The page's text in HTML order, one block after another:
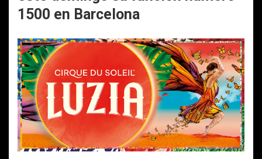
1500 en Barcelona